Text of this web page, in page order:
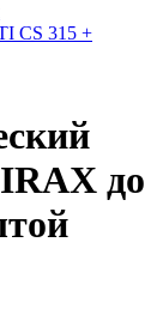
CS 315 +
до